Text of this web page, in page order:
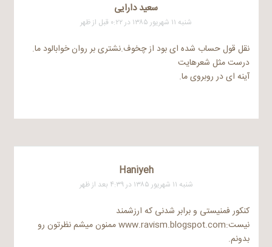
سعید دارایی
شنبه ۱۱ شهریور ۱۳۸۵ در ۰:۲۲ قبل از ظهر
نقل قول حساب شده ای بود از چخوف.نشتری بر روان خوابالود ما.
درست مثل شعرهایت
آینه ای در روبروی ما.
Haniyeh
شنبه ۱۱ شهریور ۱۳۸۵ در ۴:۳۹ بعد از ظهر
کنکور فمنیستی و برابر شدنی که ارزشمند
نیست:www.ravism.blogspot.com ممنون میشم نظرتون رو
بدونم.